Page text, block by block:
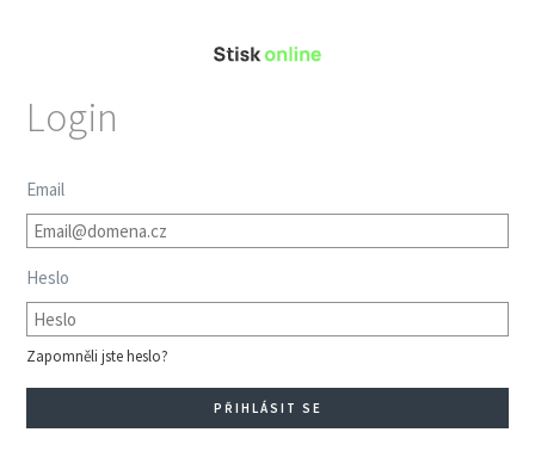
Login
Email
Heslo
Zapomněli jste heslo?